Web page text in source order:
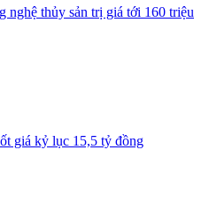
thủy sản trị giá tới 160 triệu
giá kỷ lục 15,5 tỷ đồng